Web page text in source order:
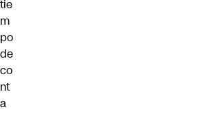
tie
m
po
de
co
nt
a